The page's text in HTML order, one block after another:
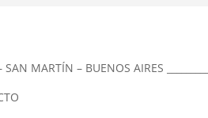
SAN MARTÍN – BUENOS AIRES __________